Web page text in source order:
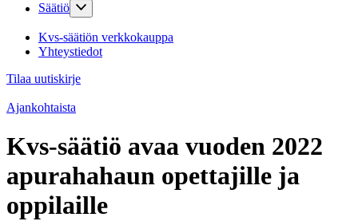
Säätiö
Kvs-säätiön verkkokauppa
Yhteystiedot
Tilaa uutiskirje
Ajankohtaista
Kvs-säätiö avaa vuoden 2022
apurahahaun opettajille ja
oppilaille